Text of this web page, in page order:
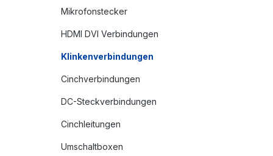
Mikrofonstecker
HDMI DVI Verbindungen
Klinkenverbindungen
Cinchverbindungen
DC-Steckverbindungen
Cinchleitungen
Umschaltboxen